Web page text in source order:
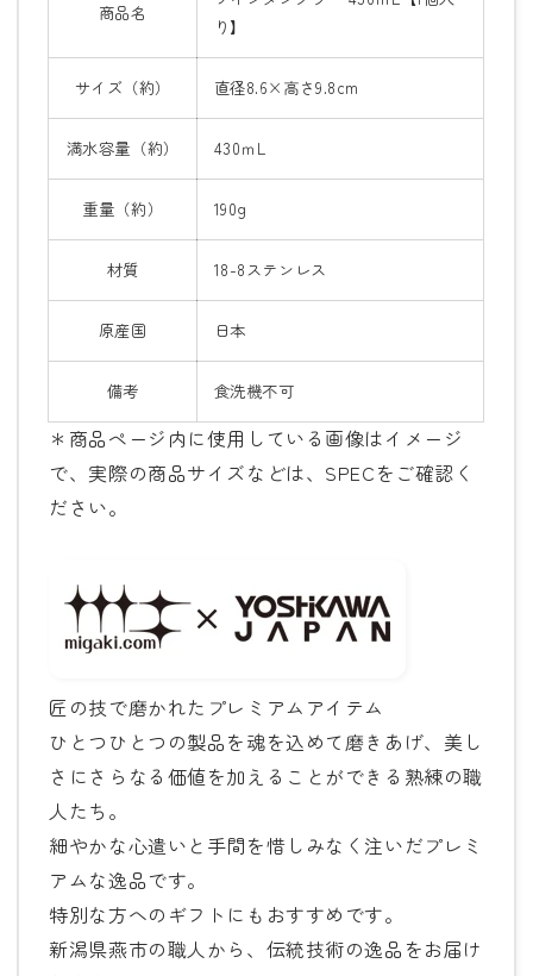
商品名
り】
サイズ （約） 直径8.6×高さ9.8cm
満水容量（約） 430ｍL
重量 （約） 190g
材質 18-8ステンレス
原産国 日本
備考 食洗機不可
＊商品ページ内に使用している画像はイメージ
で、実際の商品サイズなどは、SPECをご確認く
ださい。
匠の技で磨かれたプレミアムアイテム
ひとつひとつの製品を魂を込めて磨きあげ、美し
さにさらなる価値を加えることができる熟練の職
人たち。
細やかな心遣いと手間を惜しみなく注いだプレミ
アムな逸品です。
特別な方へのギフトにもおすすめです。
新潟県燕市の職人から、伝統技術の逸品をお届け